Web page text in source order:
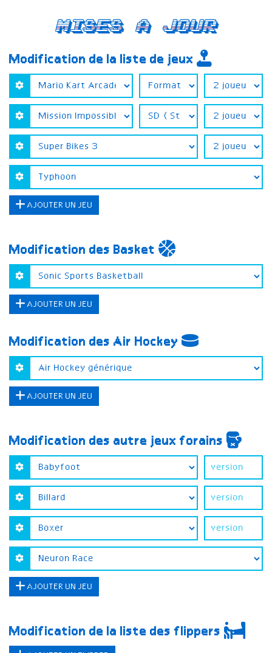
Mises a jour
Modification de la liste de jeux
AJOUTER UN JEU
Modification des Basket
AJOUTER UN JEU
Modification des Air Hockey
AJOUTER UN JEU
Modification des autre jeux forains
AJOUTER UN JEU
Modification de la liste des flippers